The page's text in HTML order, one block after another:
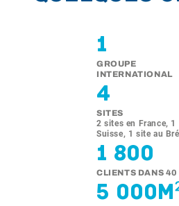
1
GROUPE
INTERNATIONAL
4
SITES
2 sites en France, 1
Suisse, 1 site au
1 800
CLIENTS DANS 40
5